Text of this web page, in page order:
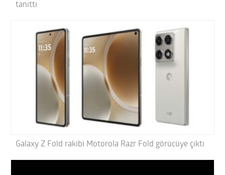
tanıttı
Galaxy Z Fold rakibi Motorola Razr Fold görücüye çıktı